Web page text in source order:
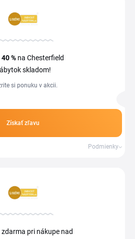
40 % na Chesterfield
skladom!
si ponuku v akcii.
Získať zľavu
Podmienky
zdarma pri nákupe nad